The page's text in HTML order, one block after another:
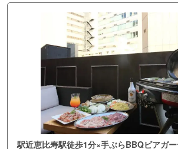
駅近恵比寿駅徒歩1分×手ぶらBBQビアガー